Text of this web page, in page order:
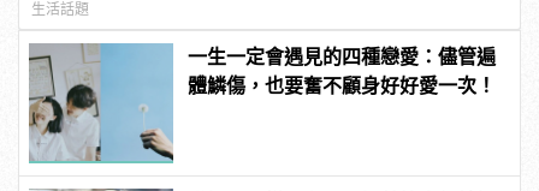
生活話題
一生一定會遇見的四種戀愛：儘管遍
體鱗傷，也要奮不顧身好好愛一次！